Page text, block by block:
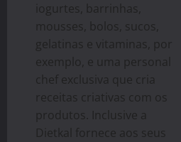
iogurtes, barrinhas,
mousses, bolos, sucos,
gelatinas e vitaminas, por
exemplo, e uma personal
chef exclusiva que cria
receitas criativas com os
produtos. Inclusive a
Dietkal fornece aos seus